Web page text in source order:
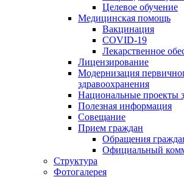
Целевое обучение
Медицинская помощь
Вакцинация
COVID-19
Лекарственное
Лицензирование
Модернизация
здравоохранения
Национальные проекты
Полезная информация
Совещание
Прием граждан
Обращения
Официальный
Структура
Фотогалерея